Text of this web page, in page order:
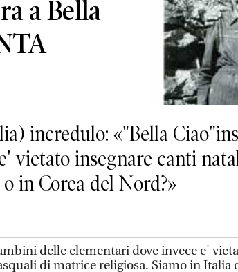
a Bella
incredulo: «"Bella
vietato insegnare canti
in Corea del Nord?»
delle elementari dove invece e'
di matrice religiosa. Siamo in Italia